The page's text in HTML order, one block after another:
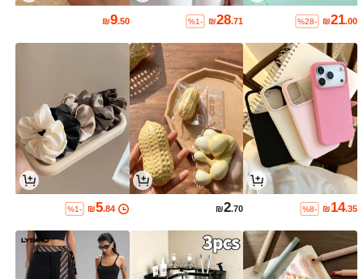
₪21.00
%28-
₪28.71
%1-
₪9.50
₪14.35
%8-
₪2.70
₪5.84
%1-